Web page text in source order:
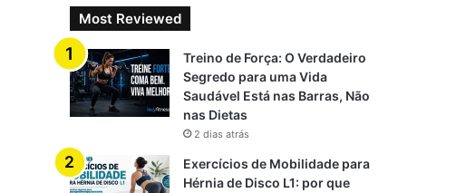
Most Reviewed
Treino de Força: O Verdadeiro
Segredo para uma Vida
Saudável Está nas Barras, Não
nas Dietas
2 dias atrás
Exercícios de Mobilidade para
Hérnia de Disco L1: por que